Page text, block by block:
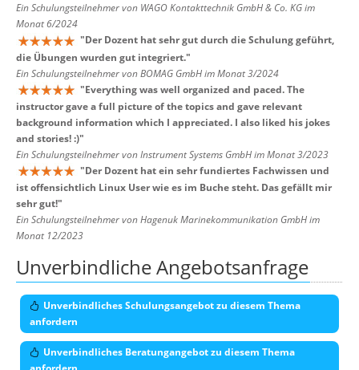
Ein Schulungsteilnehmer von WAGO Kontakttechnik GmbH & Co. KG im
Monat 6/2024
"Der Dozent hat sehr gut durch die Schulung geführt,
die Übungen wurden gut integriert."
Ein Schulungsteilnehmer von BOMAG GmbH im Monat 3/2024
"Everything was well organized and paced. The
instructor gave a full picture of the topics and gave relevant
background information which I appreciated. I also liked his jokes
and stories! :)"
Ein Schulungsteilnehmer von Instrument Systems GmbH im Monat 3/2023
"Der Dozent hat ein sehr fundiertes Fachwissen und
ist offensichtlich Linux User wie es im Buche steht. Das gefällt mir
sehr gut!"
Ein Schulungsteilnehmer von Hagenuk Marinekommunikation GmbH im
Monat 12/2023
Unverbindliche Angebotsanfrage
Unverbindliches Schulungsangebot zu diesem Thema
anfordern
Unverbindliches Beratungangebot zu diesem Thema